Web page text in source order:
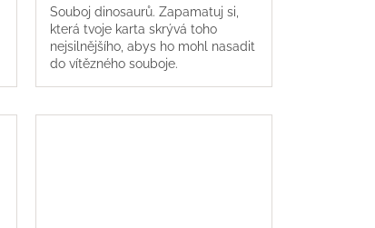
Souboj dinosaurů. Zapamatuj si,
která tvoje karta skrývá toho
nejsilnějšího, abys ho mohl nasadit
do vítězného souboje.